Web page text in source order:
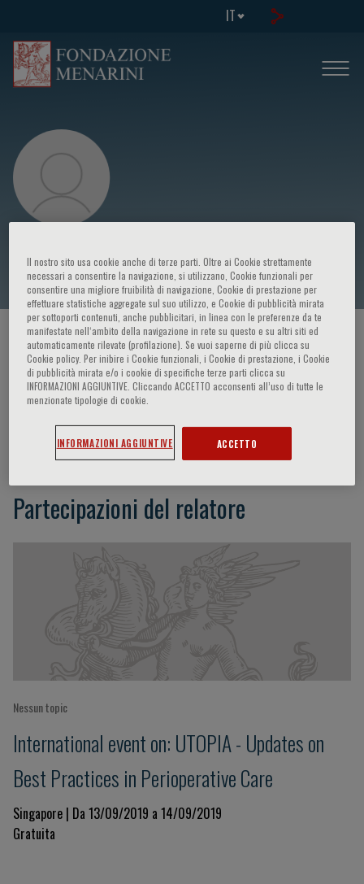
IT
Chiang Yin Wong
HOME PAGE / CORSI ED EVENTI / RELATORE
Chiang Yin Wong
Partecipazioni del relatore
Nessun topic
International event on: UTOPIA - Updates on
Best Practices in Perioperative Care
Singapore | Da 13/09/2019 a 14/09/2019
Gratuita
Il nostro sito usa cookie anche di terze parti. Oltre ai Cookie strettamente
necessari a consentire la navigazione, si utilizzano, Cookie funzionali per
consentire una migliore fruibilità di navigazione, Cookie di prestazione per
effettuare statistiche aggregate sul suo utilizzo, e Cookie di pubblicità mirata
per sottoporti contenuti, anche pubblicitari, in linea con le preferenze da te
manifestate nell‘ambito della navigazione in rete su questo e su altri siti ed
automaticamente rilevate (profilazione). Se vuoi saperne di più clicca su
Cookie policy. Per inibire i Cookie funzionali, i Cookie di prestazione, i Cookie
di pubblicità mirata e/o i cookie di specifiche terze parti clicca su
INFORMAZIONI AGGIUNTIVE. Cliccando ACCETTO acconsenti all’uso di tutte le
menzionate tipologie di cookie.
INFORMAZIONI AGGIUNTIVE ACCETTO